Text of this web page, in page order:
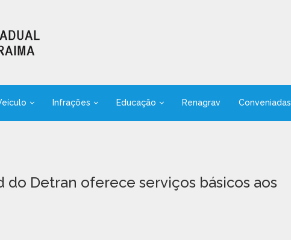
Infrações Educação Renagrav Conveniadas
do Detran oferece serviços básicos aos